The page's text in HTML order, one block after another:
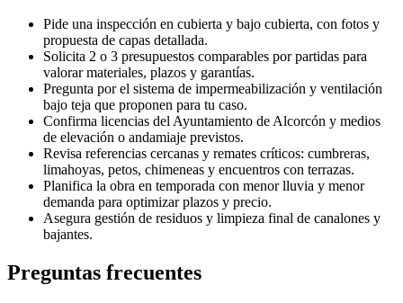
Pide una inspección en cubierta y bajo cubierta, con fotos y
propuesta de capas detallada.
Solicita 2 o 3 presupuestos comparables por partidas para
valorar materiales, plazos y garantías.
Pregunta por el sistema de impermeabilización y ventilación
bajo teja que proponen para tu caso.
Confirma licencias del Ayuntamiento de Alcorcón y medios
de elevación o andamiaje previstos.
Revisa referencias cercanas y remates críticos: cumbreras,
limahoyas, petos, chimeneas y encuentros con terrazas.
Planifica la obra en temporada con menor lluvia y menor
demanda para optimizar plazos y precio.
Asegura gestión de residuos y limpieza final de canalones y
bajantes.
Preguntas frecuentes